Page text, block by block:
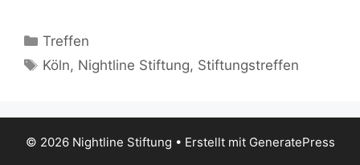
Treffen
Köln, Nightline Stiftung, Stiftungstreffen
© 2026 Nightline Stiftung • Erstellt mit GeneratePress